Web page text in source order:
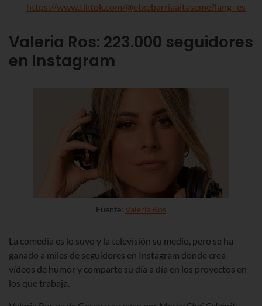
https://www.tiktok.com/@etxebarriaaitaseme?lang=es
Valeria Ros: 223.000 seguidores
en Instagram
Fuente: Valeria Ros
La comedia es lo suyo y la televisión su medio, pero se ha
ganado a miles de seguidores en Instagram donde crea
vídeos de humor y comparte su día a día en los proyectos en
los que trabaja.